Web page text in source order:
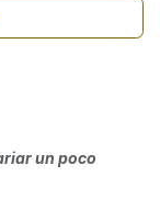
un poco